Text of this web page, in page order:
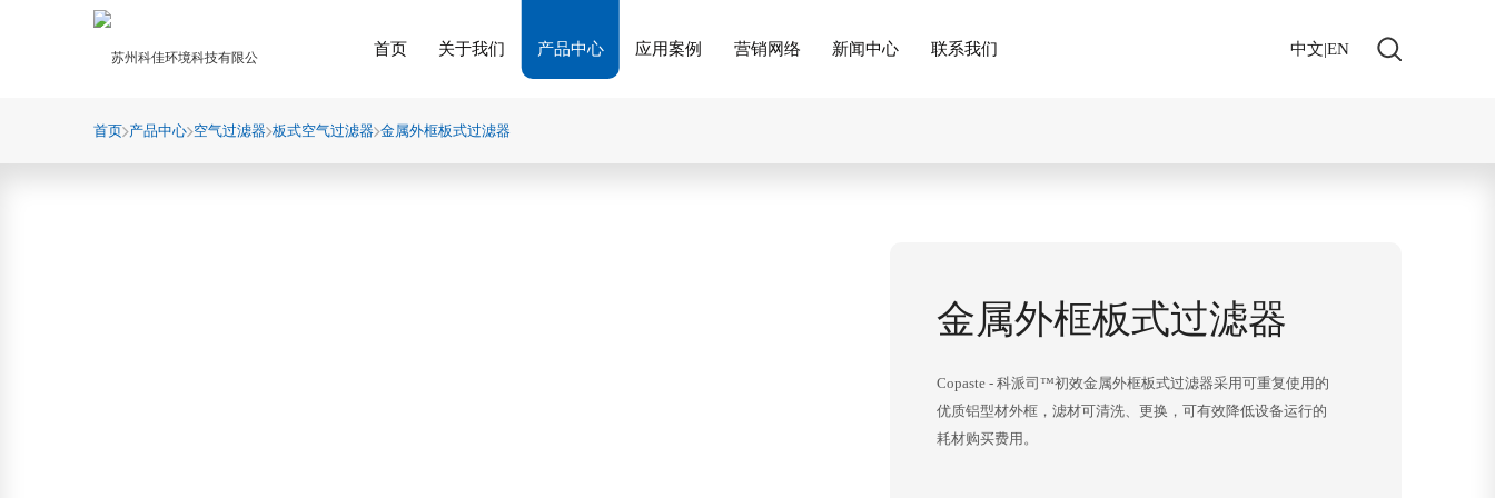
首页 关于我们 产品中心 应用案例 营销网络 新闻中心 联系我们 中文|EN
首页 产品中心 空气过滤器 板式空气过滤器 金属外框板式过滤器
金属外框板式过滤器
Copaste - 科派司™初效金属外框板式过滤器采用可重复使用的
优质铝型材外框，滤材可清洗、更换，可有效降低设备运行的
耗材购买费用。